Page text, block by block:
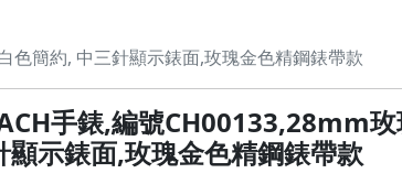
色簡約, 中三針顯示錶面,玫瑰金色精鋼錶帶款
手錶,編號CH00133,28mm
顯示錶面,玫瑰金色精鋼錶帶款